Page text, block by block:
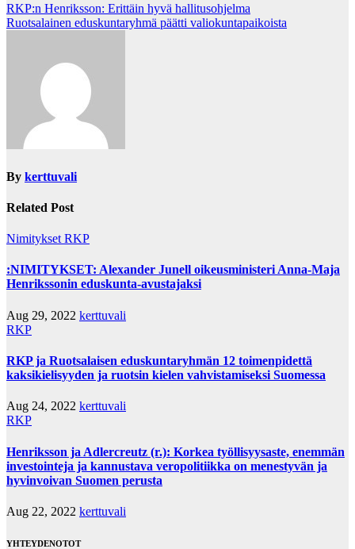
Post
navigation
RKP:n Henriksson: Erittäin hyvä hallitusohjelma
Ruotsalainen eduskuntaryhmä päätti valiokuntapaikoista
By kerttuvali
Related Post
Nimitykset RKP
:NIMITYKSET: Alexander Junell oikeusministeri Anna-Maja
Henrikssonin eduskunta-avustajaksi
Aug 29, 2022 kerttuvali
RKP
RKP ja Ruotsalaisen eduskuntaryhmän 12 toimenpidettä
kaksikielisyyden ja ruotsin kielen vahvistamiseksi Suomessa
Aug 24, 2022 kerttuvali
RKP
Henriksson ja Adlercreutz (r.): Korkea työllisyysaste, enemmän
investointeja ja kannustava veropolitiikka on menestyvän ja
hyvinvoivan Suomen perusta
Aug 22, 2022 kerttuvali
YHTEYDENOTOT